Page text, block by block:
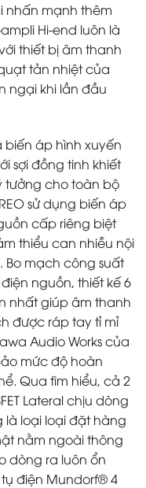
nhấn mạnh thêm
Hi-end luôn là
thiết bị âm thanh
tản nhiệt của
ngại khi lần đầu
biến áp hình xuyến
sợi đồng tinh khiết
tưởng cho toàn bộ
sử dụng biến áp
cấp riêng biệt
thiểu can nhiễu nội
Bo mạch công suất
nguồn, thiết kế 6
nhất giúp âm thanh
được ráp tay tỉ mỉ
Audio Works của
mức độ hoàn
Qua tìm hiểu, cả 2
Lateral chịu dòng
loại loại đặt hàng
nằm ngoài thông
dòng ra luôn ổn
điện Mundorf® 4